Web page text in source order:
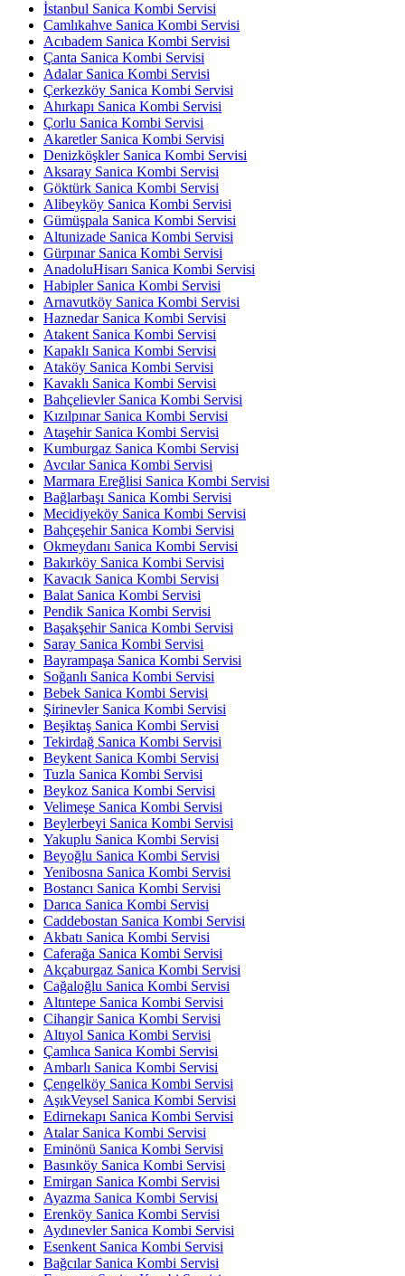
İstanbul Sanica Kombi Servisi
Camlıkahve Sanica Kombi Servisi
Acıbadem Sanica Kombi Servisi
Çanta Sanica Kombi Servisi
Adalar Sanica Kombi Servisi
Çerkezköy Sanica Kombi Servisi
Ahırkapı Sanica Kombi Servisi
Çorlu Sanica Kombi Servisi
Akaretler Sanica Kombi Servisi
Denizköşkler Sanica Kombi Servisi
Aksaray Sanica Kombi Servisi
Göktürk Sanica Kombi Servisi
Alibeyköy Sanica Kombi Servisi
Gümüşpala Sanica Kombi Servisi
Altunizade Sanica Kombi Servisi
Gürpınar Sanica Kombi Servisi
AnadoluHisarı Sanica Kombi Servisi
Habipler Sanica Kombi Servisi
Arnavutköy Sanica Kombi Servisi
Haznedar Sanica Kombi Servisi
Atakent Sanica Kombi Servisi
Kapaklı Sanica Kombi Servisi
Ataköy Sanica Kombi Servisi
Kavaklı Sanica Kombi Servisi
Bahçelievler Sanica Kombi Servisi
Kızılpınar Sanica Kombi Servisi
Ataşehir Sanica Kombi Servisi
Kumburgaz Sanica Kombi Servisi
Avcılar Sanica Kombi Servisi
Marmara Ereğlisi Sanica Kombi Servisi
Bağlarbaşı Sanica Kombi Servisi
Mecidiyeköy Sanica Kombi Servisi
Bahçeşehir Sanica Kombi Servisi
Okmeydanı Sanica Kombi Servisi
Bakırköy Sanica Kombi Servisi
Kavacık Sanica Kombi Servisi
Balat Sanica Kombi Servisi
Pendik Sanica Kombi Servisi
Başakşehir Sanica Kombi Servisi
Saray Sanica Kombi Servisi
Bayrampaşa Sanica Kombi Servisi
Soğanlı Sanica Kombi Servisi
Bebek Sanica Kombi Servisi
Şirinevler Sanica Kombi Servisi
Beşiktaş Sanica Kombi Servisi
Tekirdağ Sanica Kombi Servisi
Beykent Sanica Kombi Servisi
Tuzla Sanica Kombi Servisi
Beykoz Sanica Kombi Servisi
Velimeşe Sanica Kombi Servisi
Beylerbeyi Sanica Kombi Servisi
Yakuplu Sanica Kombi Servisi
Beyoğlu Sanica Kombi Servisi
Yenibosna Sanica Kombi Servisi
Bostancı Sanica Kombi Servisi
Darıca Sanica Kombi Servisi
Caddebostan Sanica Kombi Servisi
Akbatı Sanica Kombi Servisi
Caferağa Sanica Kombi Servisi
Akçaburgaz Sanica Kombi Servisi
Cağaloğlu Sanica Kombi Servisi
Altıntepe Sanica Kombi Servisi
Cihangir Sanica Kombi Servisi
Altıyol Sanica Kombi Servisi
Çamlıca Sanica Kombi Servisi
Ambarlı Sanica Kombi Servisi
Çengelköy Sanica Kombi Servisi
AşıkVeysel Sanica Kombi Servisi
Edirnekapı Sanica Kombi Servisi
Atalar Sanica Kombi Servisi
Eminönü Sanica Kombi Servisi
Basınköy Sanica Kombi Servisi
Emirgan Sanica Kombi Servisi
Ayazma Sanica Kombi Servisi
Erenköy Sanica Kombi Servisi
Aydınevler Sanica Kombi Servisi
Esenkent Sanica Kombi Servisi
Bağcılar Sanica Kombi Servisi